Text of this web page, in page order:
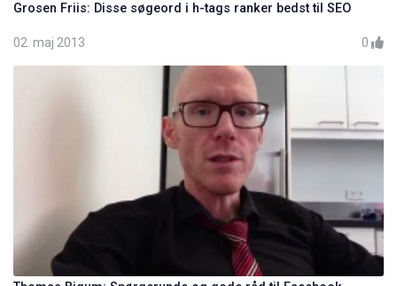
Grosen Friis: Disse søgeord i h-tags ranker bedst til SEO
02. maj 2013 0